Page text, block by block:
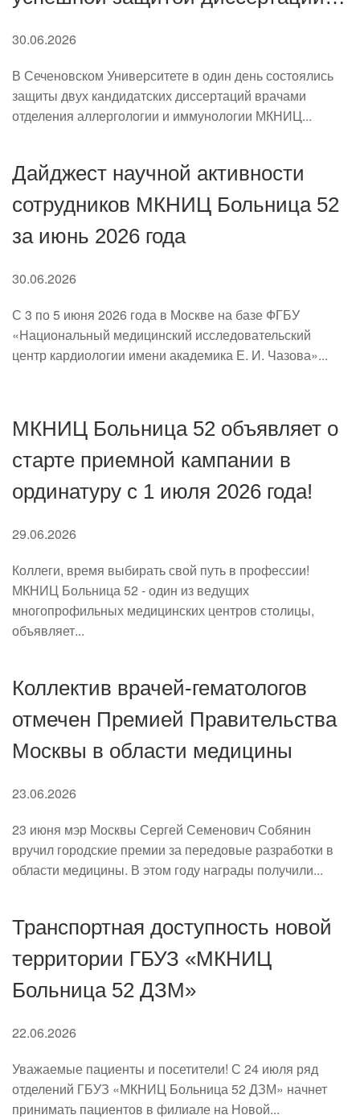
30.06.2026
В Сеченовском Университете в один день состоялись
защиты двух кандидатских диссертаций врачами
отделения аллергологии и иммунологии МКНИЦ...
Дайджест научной активности
сотрудников МКНИЦ Больница 52
за июнь 2026 года
30.06.2026
С 3 по 5 июня 2026 года в Москве на базе ФГБУ
«Национальный медицинский исследовательский
центр кардиологии имени академика Е. И. Чазова»...
МКНИЦ Больница 52 объявляет о
старте приемной кампании в
ординатуру с 1 июля 2026 года!
29.06.2026
Коллеги, время выбирать свой путь в профессии!
МКНИЦ Больница 52 - один из ведущих
многопрофильных медицинских центров столицы,
объявляет...
Коллектив врачей-гематологов
отмечен Премией Правительства
Москвы в области медицины
23.06.2026
23 июня мэр Москвы Сергей Семенович Собянин
вручил городские премии за передовые разработки в
области медицины. В этом году награды получили...
Транспортная доступность новой
территории ГБУЗ «МКНИЦ
Больница 52 ДЗМ»
22.06.2026
Уважаемые пациенты и посетители! С 24 июля ряд
отделений ГБУЗ «МКНИЦ Больница 52 ДЗМ» начнет
принимать пациентов в филиале на Новой...